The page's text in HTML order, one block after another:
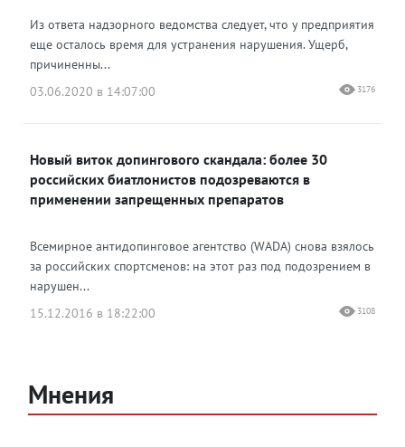
Из ответа надзорного ведомства следует, что у предприятия
еще осталось время для устранения нарушения. Ущерб,
причиненны...
03.06.2020 в 14:07:00
3176
Новый виток допингового скандала: более 30
российских биатлонистов подозреваются в
применении запрещенных препаратов
Всемирное антидопинговое агентство (WADA) снова взялось
за российских спортсменов: на этот раз под подозрением в
нарушен...
15.12.2016 в 18:22:00
3108
Мнения